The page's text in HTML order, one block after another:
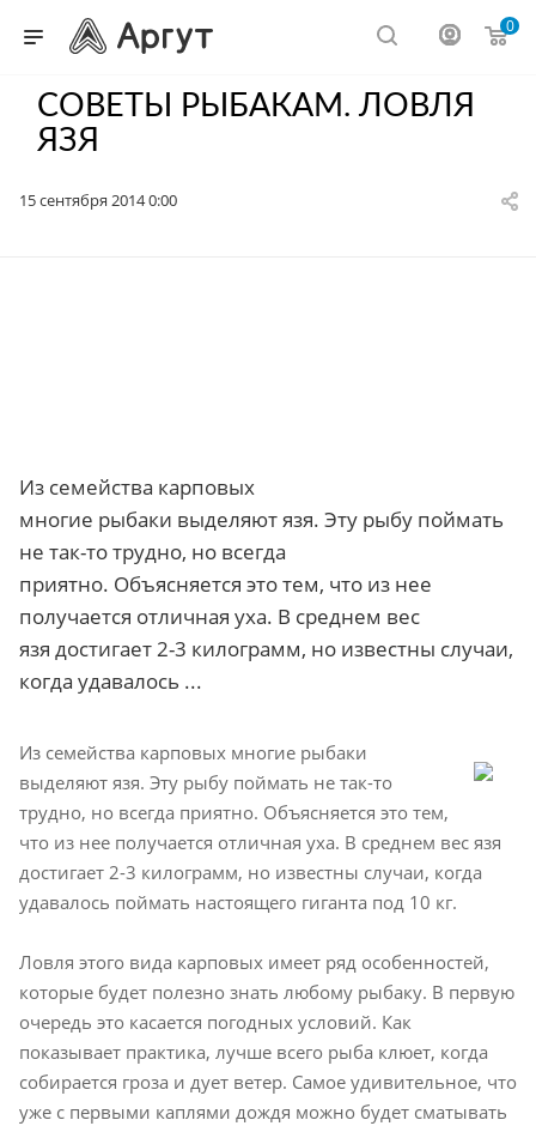
0
СОВЕТЫ РЫБАКАМ. ЛОВЛЯ
ЯЗЯ
15 сентября 2014 0:00
Из семейства карповых
многие рыбаки выделяют язя. Эту рыбу поймать
не так-то трудно, но всегда
приятно. Объясняется это тем, что из нее
получается отличная уха. В среднем вес
язя достигает 2-3 килограмм, но известны случаи,
когда удавалось ...
Из семейства карповых многие рыбаки
выделяют язя. Эту рыбу поймать не так-то
трудно, но всегда приятно. Объясняется это тем,
что из нее получается отличная уха. В среднем вес язя
достигает 2-3 килограмм, но известны случаи, когда
удавалось поймать настоящего гиганта под 10 кг.
Ловля этого вида карповых имеет ряд особенностей,
которые будет полезно знать любому рыбаку. В первую
очередь это касается погодных условий. Как
показывает практика, лучше всего рыба клюет, когда
собирается гроза и дует ветер. Самое удивительное, что
уже с первыми каплями дождя можно будет сматывать